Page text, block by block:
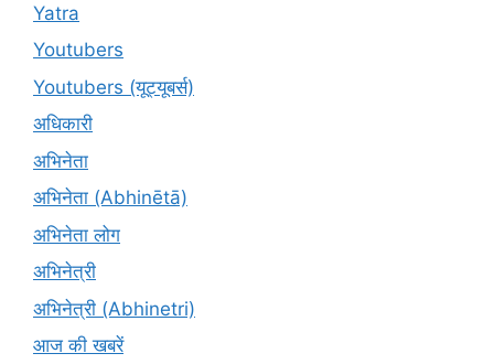
Yatra
Youtubers
Youtubers (यूट्यूबर्स)
अधिकारी
अभिनेता
अभिनेता (Abhinētā)
अभिनेता लोग
अभिनेत्री
अभिनेत्री (Abhinetri)
आज की खबरें